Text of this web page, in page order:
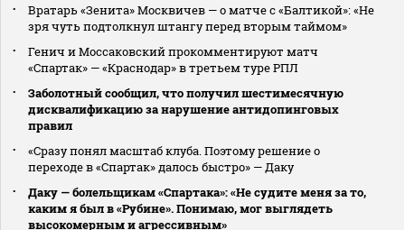
Вратарь «Зенита» Москвичев — о матче с «Балтикой»: «Не
зря чуть подтолкнул штангу перед вторым таймом»
Генич и Моссаковский прокомментируют матч
«Спартак» — «Краснодар» в третьем туре РПЛ
Заболотный сообщил, что получил шестимесячную
дисквалификацию за нарушение антидопинговых
правил
«Сразу понял масштаб клуба. Поэтому решение о
переходе в «Спартак» далось быстро» — Даку
Даку — болельщикам «Спартака»: «Не судите меня за то,
каким я был в «Рубине». Понимаю, мог выглядеть
высокомерным и агрессивным»